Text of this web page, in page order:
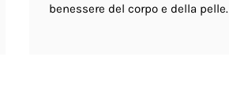
benessere del corpo e della pelle.